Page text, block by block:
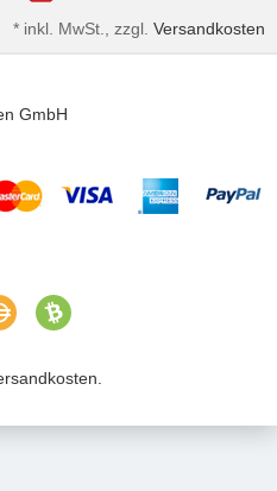
* inkl. MwSt., zzgl. Versandkosten